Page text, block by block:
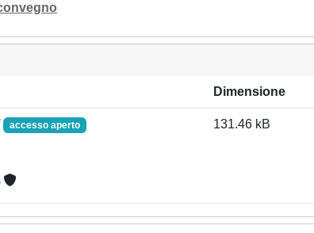
Dimensione
accesso aperto 131.46 kB